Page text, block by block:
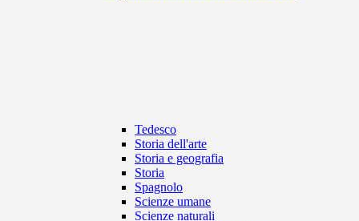
Tedesco
Storia dell'arte
Storia e geografia
Storia
Spagnolo
Scienze umane
Scienze naturali